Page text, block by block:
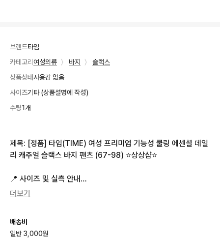
브랜드타임
카테고리 여성의류 〉 바지 〉
슬랙스
상품상태사용감 없음
사이즈기타 (상품설명에 작성)
수량1개
제목: [정품] 타임(TIME) 여성 프리미엄 기능성 쿨링 에센셜 데일
리 캐주얼 슬랙스 바지 팬츠 (67-98) ⭐상상샵⭐
📍 사이즈 및 실측 안내
마트하고 단정하게 잡아주는 가장 이상적인 황금 스펙입니다.)
더보기
배송비
일반 3,000원